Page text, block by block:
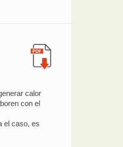
calor
con el
el caso, es